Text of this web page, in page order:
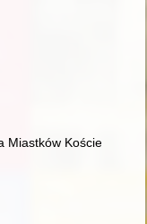
tę chwilę czas nasz
Miastków Kościelny